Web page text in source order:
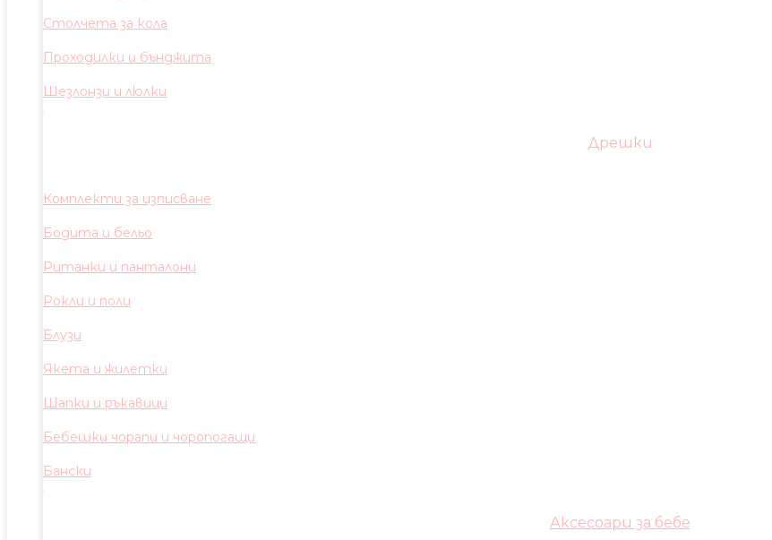
Столчета за кола
Проходилки и бънджита
Шезлонзи и люлки
Дрешки
Комплекти за изписване
Бодита и бельо
Ританки и панталони
Рокли и поли
Блузи
Якета и жилетки
Шапки и ръкавици
Бебешки чорапи и чоропогащи
Бански
Аксесоари за бебе